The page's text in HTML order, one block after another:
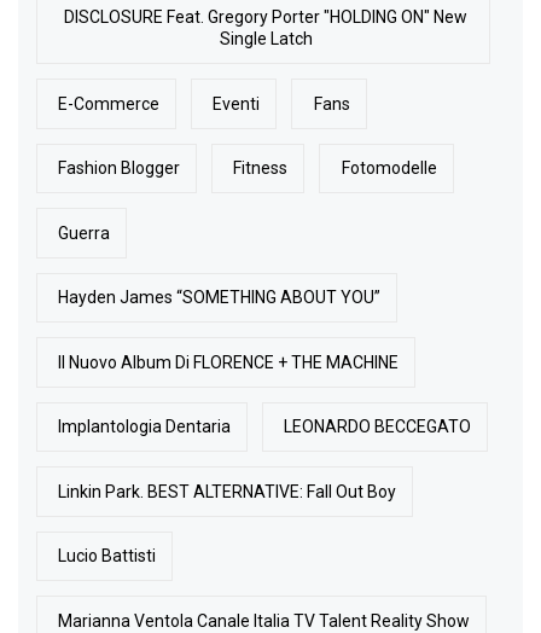
DISCLOSURE Feat. Gregory Porter "HOLDING ON" New
Single Latch
E-Commerce Eventi Fans
Fashion Blogger Fitness Fotomodelle
Guerra
Hayden James “SOMETHING ABOUT YOU”
Il Nuovo Album Di FLORENCE + THE MACHINE
Implantologia Dentaria LEONARDO BECCEGATO
Linkin Park. BEST ALTERNATIVE: Fall Out Boy
Lucio Battisti
Marianna Ventola Canale Italia TV Talent Reality Show